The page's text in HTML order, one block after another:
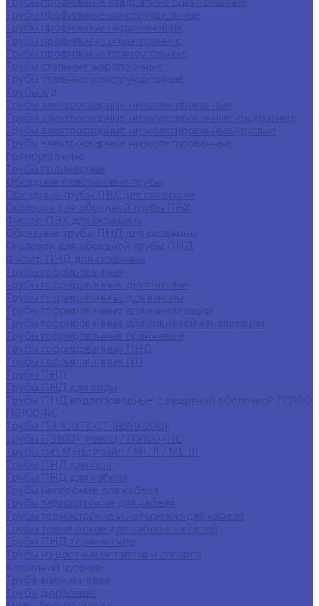
Трубы профильные конструкционные
Трубы профильные нержавеющие
Трубы профильные оцинкованные
Трубы профильные прямоугольные
Трубы стальные жаропрочные
Трубы стальные конструкционные
Трубы х/д
Трубы электросварные низколегированные
Трубы электросварные низколегированные квадратные
Трубы электросварные низколегированные круглые
Трубы электросварные низколегированные
прямоугольные
Трубы полимерные
Обсадные пластиковые трубы
Обсадные трубы ПВХ для скважины
Оголовок для обсадной трубы ПВХ
Фильтр ПВХ для скважины
Обсадные трубы ПНД для скважины
Оголовок для обсадной трубы ПНД
Фильтр ПНД для скважины
Трубы гофрированные
Трубы гофрированные двустенные
Трубы гофрированные для канавы
Трубы гофрированные для канализации
Трубы гофрированные для ливневой канализации
Трубы гофрированные оранжевые
Трубы гофрированные ПНД
Трубы гофрированные ПП
Трубы ПНД
Трубы ПНД для воды
Трубы ПНД водопроводные с защитной оболочкой ПЭ100,
ПЭ100-RC
Трубы ПЭ 100 ГОСТ 18599-2001
Трубы ПЭ100+ (плюс) / ПЭ100+RC
Трубы тип Мультипайп / ML II / ML III
Трубы ПНД для газа
Трубы ПНД для кабеля
Трубы негорючие для кабеля
Трубы термостойкие для кабеля
Трубы термостойкие и негорючие для кабеля
Трубы технические для кабельных сетей
Трубы ПНД технические
Трубы из цветных металлов и сплавов
Алюминий, дюраль
Труба алюминиевая
Труба дюралевая